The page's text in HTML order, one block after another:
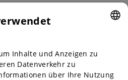
in Europa.
ENGLISH
GERMAN
Inhalte und Anzeigen zu
Datenverkehr zu
über Ihre Nutzung